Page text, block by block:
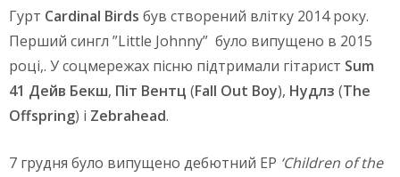
Гурт Cardinal Birds був створений влітку 2014 року.
Перший сингл ”Little Johnny” було випущено в 2015
році,. У соцмережах пісню підтримали гітарист Sum
41 Дейв Бекш, Піт Вентц (Fall Out Boy), Нудлз (The
Offspring) і Zebrahead.
7 грудня було випущено дебютний ЕР ‘Children of the